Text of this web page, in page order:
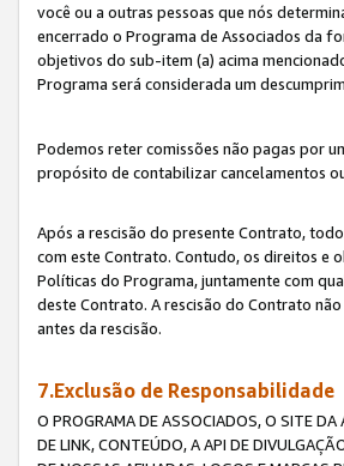
você ou a outras pessoas que nós
encerrado o Programa de Associados da
objetivos do sub-item (a) acima
Programa será considerada um
Podemos reter comissões não pagas por
propósito de contabilizar cancelamentos
Após a rescisão do presente Contrato,
com este Contrato. Contudo, os direitos e
Políticas do Programa, juntamente com
deste Contrato. A rescisão do Contrato
antes da rescisão.
7.Exclusão de Responsabilidade
O PROGRAMA DE ASSOCIADOS, O SITE
DE LINK, CONTEÚDO, A API DE